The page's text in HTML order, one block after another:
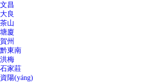
文昌
大良
茶山
塘廈
賀州
黔東南
洪梅
石家莊
資陽(yáng)